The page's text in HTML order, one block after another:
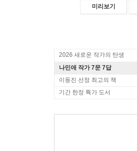
미리보기
2026 새로운 작가의 탄생
나민애 작가 7문 7답
이동진 선정 최고의 책
기간 한정 특가 도서